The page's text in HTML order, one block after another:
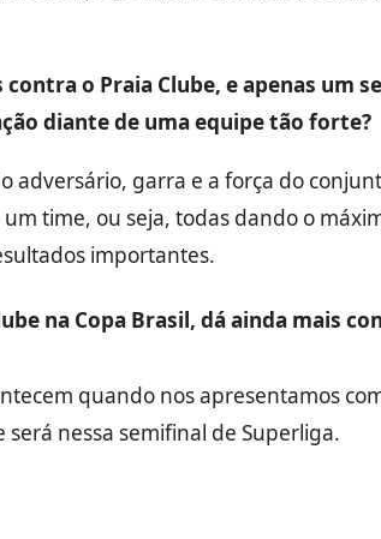
o Praia Clube, e apenas um
diante de uma equipe tão forte?
adversário, garra e a força do
time, ou seja, todas dando o
importantes.
na Copa Brasil, dá ainda mais
quando nos apresentamos
será nessa semifinal de Superliga.